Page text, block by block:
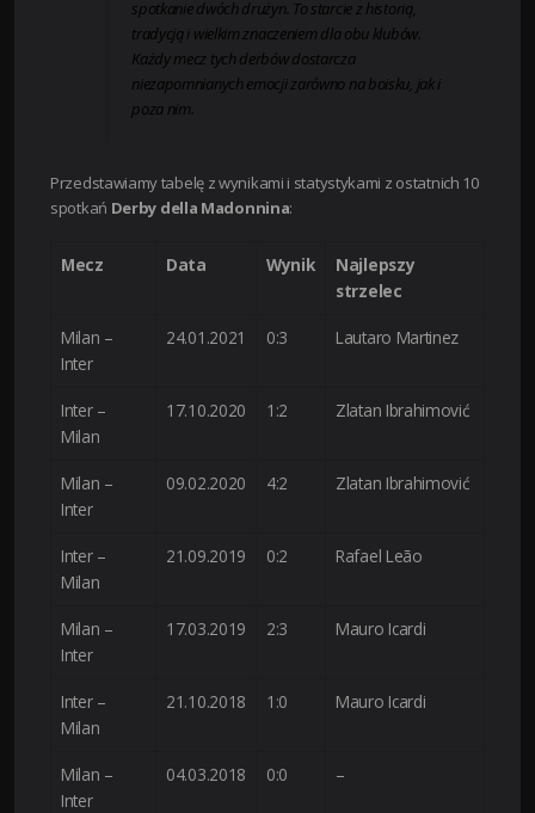
spotkanie dwóch drużyn. To starcie z historią,
tradycją i wielkim znaczeniem dla obu klubów.
Każdy mecz tych derbów dostarcza
niezapomnianych emocji zarówno na boisku, jak i
poza nim.
Przedstawiamy tabelę z wynikami i statystykami z ostatnich 10
spotkań Derby della Madonnina:
Mecz Data Wynik
Najlepszy
strzelec
Milan –
Inter
24.01.2021 0:3 Lautaro Martinez
Inter –
Milan
17.10.2020 1:2 Zlatan Ibrahimović
Milan –
Inter
09.02.2020 4:2 Zlatan Ibrahimović
Inter –
Milan
21.09.2019 0:2 Rafael Leão
Milan –
Inter
17.03.2019 2:3 Mauro Icardi
Inter –
Milan
21.10.2018 1:0 Mauro Icardi
Milan –
Inter
04.03.2018 0:0 –